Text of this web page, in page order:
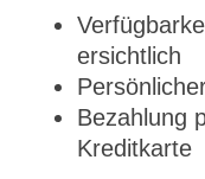
ersichtlich
Bezahlung
Kreditkarte